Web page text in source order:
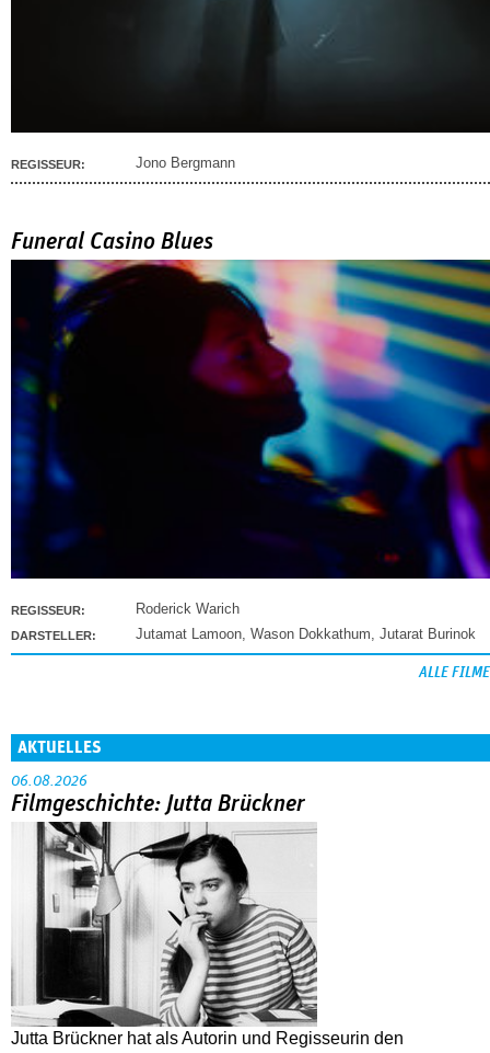
REGISSEUR: Jono Bergmann
Funeral Casino Blues
REGISSEUR: Roderick Warich
DARSTELLER: Jutamat Lamoon, Wason Dokkathum, Jutarat Burinok
ALLE FILME
AKTUELLES
06.08.2026
Filmgeschichte: Jutta Brückner
Jutta Brückner hat als Autorin und Regisseurin den